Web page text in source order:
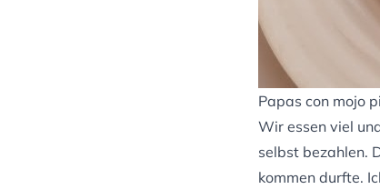
Papas con mojo
Wir essen viel
selbst bezahlen.
kommen durfte.